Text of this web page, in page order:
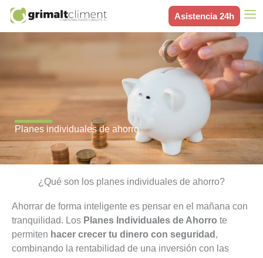
contenido
Asistencia 24h
Planes individuales de ahorro
¿Qué son los planes individuales de ahorro?
Ahorrar de forma inteligente es pensar en el mañana con
tranquilidad. Los Planes Individuales de Ahorro te
permiten hacer crecer tu dinero con seguridad ,
combinando la rentabilidad de una inversión con las